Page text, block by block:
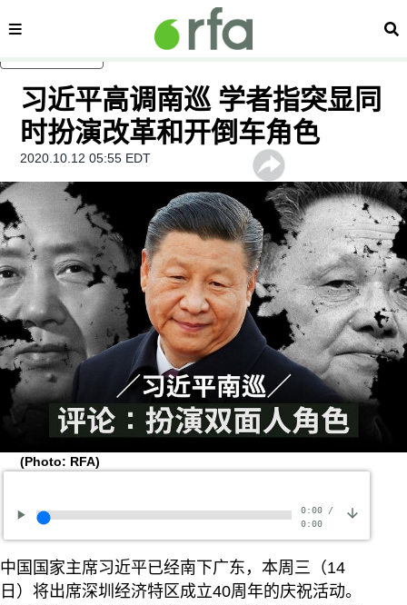
内容分类 搜
习近平高调南巡 学者指突显同
时扮演改革和开倒车角色
2020.10.12 05:55 EDT
(Photo: RFA)
0:00/
0:00
中国国家主席习近平已经南下广东，本周三（14
日）将出席深圳经济特区成立40周年的庆祝活动。